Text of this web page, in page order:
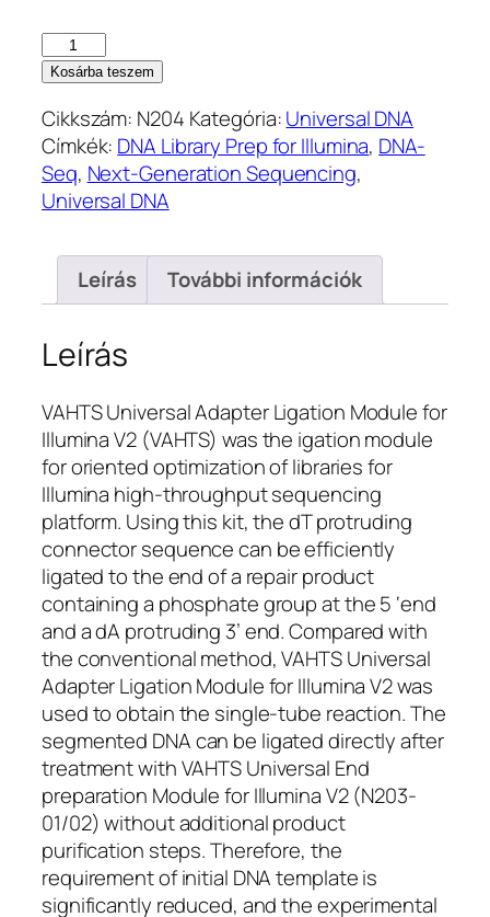
VAHTS
Universal
Ligation
Module
for
Illumina
mennyiség
Kosárba teszem
Cikkszám: N204 Kategória:Universal DNA
Címkék: DNA Library Prep for Illumina, DNA-
Seq, Next-Generation Sequencing,
Universal DNA
Leírás További információk
Leírás
VAHTS Universal Adapter Ligation Module for
Illumina V2 (VAHTS) was the igation module
for oriented optimization of libraries for
Illumina high-throughput sequencing
platform. Using this kit, the dT protruding
connector sequence can be efficiently
ligated to the end of a repair product
containing a phosphate group at the 5 ‘end
and a dA protruding 3’ end. Compared with
the conventional method, VAHTS Universal
Adapter Ligation Module for Illumina V2 was
used to obtain the single-tube reaction. The
segmented DNA can be ligated directly after
treatment with VAHTS Universal End
preparation Module for Illumina V2 (N203-
01/02) without additional product
purification steps. Therefore, the
requirement of initial DNA template is
significantly reduced, and the experimental